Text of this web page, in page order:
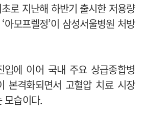
로 지난해 하반기 출시한 저용량
모프렐정’이 삼성서울병원 처방
입에 이어 국내 주요 상급종합병
본격화되면서 고혈압 치료 시장
모습이다.